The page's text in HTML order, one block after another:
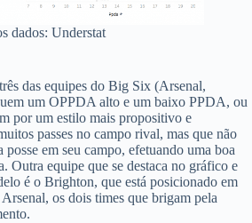
dados: Understat
das equipes do Big Six (Arsenal,
um OPPDA alto e um baixo PPDA, ou
por um estilo mais propositivo e
passes no campo rival, mas que não
em seu campo, efetuando uma boa
Outra equipe que se destaca no gráfico e
é o Brighton, que está posicionado em
os dois times que brigam pela